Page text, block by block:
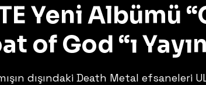
Yeni Albümü
of God “ı
dışındaki Death Metal efsaneleri